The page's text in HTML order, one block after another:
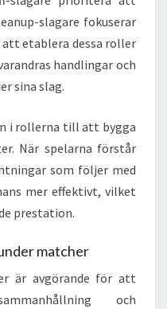
slagare fokuserar
att etablera dessa roller
handlingar och
sina slag.
i rollerna till att bygga
När spelarna förstår
som följer med
mer effektivt, vilket
prestation.
matcher
är avgörande för att
och